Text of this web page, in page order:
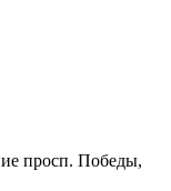
просп. Победы,